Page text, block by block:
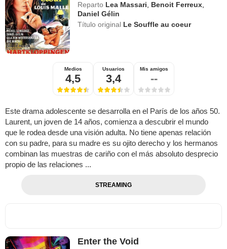
Reparto Lea Massari, Benoit Ferreux,
Daniel Gélin
Título original Le Souffle au coeur
Medios
4,5
Usuarios
3,4
Mis amigos
--
Este drama adolescente se desarrolla en el París de los años 50.
Laurent, un joven de 14 años, comienza a descubrir el mundo
que le rodea desde una visión adulta. No tiene apenas relación
con su padre, para su madre es su ojito derecho y los hermanos
combinan las muestras de cariño con el más absoluto desprecio
propio de las relaciones ...
STREAMING
Enter the Void